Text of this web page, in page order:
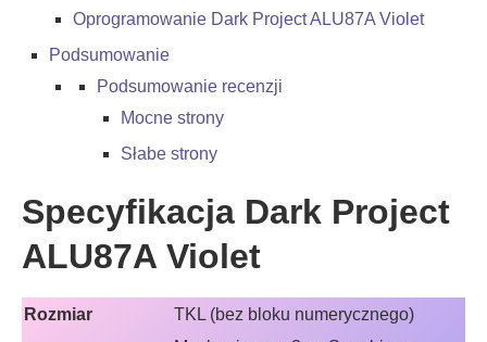
Oprogramowanie Dark Project ALU87A Violet
Podsumowanie
Podsumowanie recenzji
Mocne strony
Słabe strony
Specyfikacja Dark Project
ALU87A Violet
Rozmiar TKL (bez bloku numerycznego)